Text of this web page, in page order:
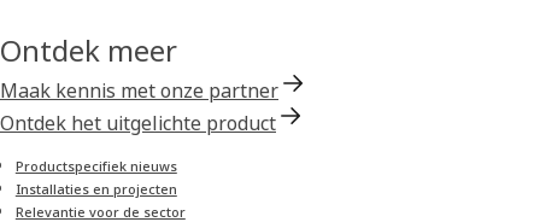
Ontdek meer
Maak kennis met onze partner
Ontdek het uitgelichte product
Productspecifiek nieuws
Installaties en projecten
Relevantie voor de sector